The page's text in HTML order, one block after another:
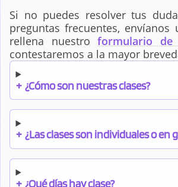
Si no puedes resolver tus
preguntas frecuentes, envíanos
rellena nuestro formulario de
contestaremos a la mayor
+ ¿Cómo son nuestras clases?
+ ¿Las clases son individuales o en
+ ¿Qué días hay clase?